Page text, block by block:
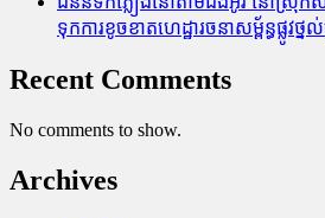
ទុក​ការ​ខូចខាត​ហេដ្ឋារចនាសម្ព័ន្ធ​ផ្លូវ
Recent Comments
No comments to show.
Archives